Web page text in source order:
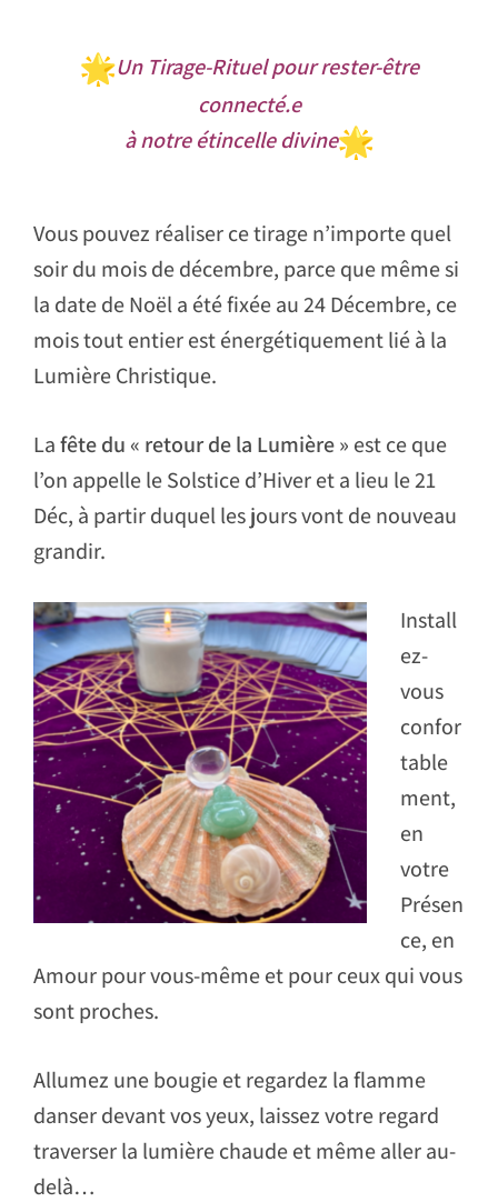
Un Tirage-Rituel pour rester-être
connecté.e
à notre étincelle divine
Vous pouvez réaliser ce tirage n’importe quel
soir du mois de décembre, parce que même si
la date de Noël a été fixée au 24 Décembre, ce
mois tout entier est énergétiquement lié à la
Lumière Christique.
Lafête du « retour de la Lumière » est ce que
l’on appelle le Solstice d’Hiver et a lieu le 21
Déc, à partir duquel les jours vont de nouveau
grandir.
Install
ez-
vous
confor
table
ment,
en
votre
Présen
ce, en
Amour pour vous-même et pour ceux qui vous
sont proches.
Allumez une bougie et regardez la flamme
danser devant vos yeux, laissez votre regard
traverser la lumière chaude et même aller au-
delà…